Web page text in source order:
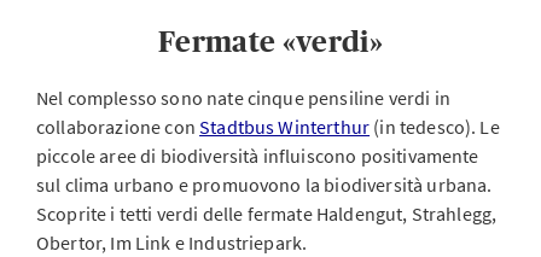
Come arrivare
Potete raggiungere il parco comodamente a piedi, in bici
o con i mezzi pubblici. I parcheggi sono disponibili
nell’autosilo AXA Assicurazioni alla Museumstrasse 32.
LA LOCATION
Fermate «verdi»
Nel complesso sono nate cinque pensiline verdi in
collaborazione conStadtbus Winterthur (in tedesco). Le
piccole aree di biodiversità influiscono positivamente
sul clima urbano e promuovono la biodiversità urbana.
Scoprite i tetti verdi delle fermate Haldengut, Strahlegg,
Obertor, Im Link e Industriepark.